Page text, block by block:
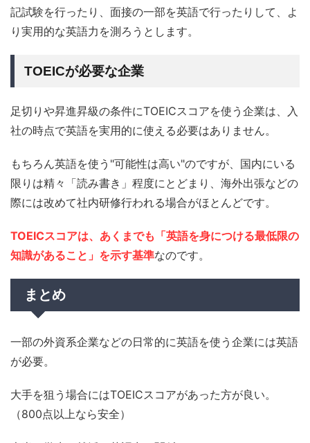
記試験を行ったり、面接の一部を英語で行ったりして、よ
り実用的な英語力を測ろうとします。
TOEICが必要な企業
足切りや昇進昇級の条件にTOEICスコアを使う企業は、入
社の時点で英語を実用的に使える必要はありません。
もちろん英語を使う"可能性は高い"のですが、国内にいる
限りは精々「読み書き」程度にとどまり、海外出張などの
際には改めて社内研修行われる場合がほとんどです。
TOEICスコアは、あくまでも「英語を身につける最低限の
知識があること」を示す基準なのです。
まとめ
一部の外資系企業などの日常的に英語を使う企業には英語
が必要。
大手を狙う場合にはTOEICスコアがあった方が良い。
（800点以上なら安全）